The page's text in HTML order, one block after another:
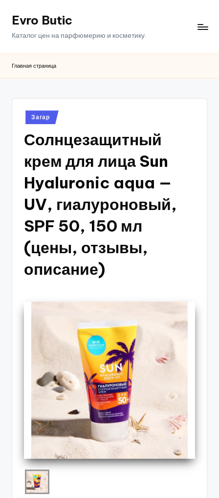
ПерейтиEvro Butic
Каталог цен на парфюмерию и косметику.
Главная страница
Опубликовано
в
Загар
Солнцезащитный
крем для лица Sun
Hyaluronic aqua —
UV, гиалуроновый,
SPF 50, 150 мл
(цены, отзывы,
описание)